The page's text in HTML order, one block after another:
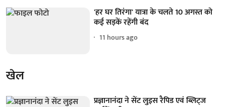
'हर घर तिरंगा' यात्रा के चलते 10 अगस्त को
कई सड़कें रहेंगी बंद
11 hours ago
खेल
प्रज्ञानानंदा ने सेंट लुइस रैपिड एवं ब्लिट्ज